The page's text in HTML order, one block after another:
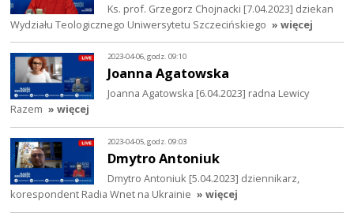
Ks. prof. Grzegorz Chojnacki [7.04.2023] dziekan
Wydziału Teologicznego Uniwersytetu Szczecińskiego » więcej
2023-04-06, godz. 09:10
Joanna Agatowska
Joanna Agatowska [6.04.2023] radna Lewicy
Razem » więcej
2023-04-05, godz. 09:03
Dmytro Antoniuk
Dmytro Antoniuk [5.04.2023] dziennikarz,
korespondent Radia Wnet na Ukrainie » więcej